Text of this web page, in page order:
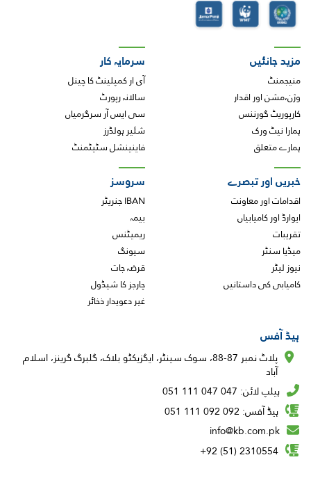
مزید جانئیں
منیجمنٹ
وژن،مشن اور اقدار
کارپوریٹ گورننس
ہمارا نیٹ ورک
ہمارے متعلق
سرمایہ کار
آی ار کمپلینٹ کا چینل
سالانہ رپورٹ
سی ایس آر سرگرمیاں
شئیر ہولڈرز
فاینینشل سٹیٹمنٹ
خبریں اور تبصرے
اقدامات اور معاونت
ایوارڈ اور کامیابیاں
تقریبات
میڈیا سنٹر
نیوز لیٹر
کامیابی کی داستانیں
سروسز
IBAN جنریٹر
بیمہ
ریمیٹنس
سیونگ
قرضہ جات
چارجز کا شیڈول
غیر دعویدار ذخائر
ہیڈ آفس
پلاٹ نمبر 87-88، سوک سینٹر، ایگزیکٹو بلاک، گلبرگ گرینز، اسلام
آباد
ہیلپ لائن: 047 047 111 051
ہیڈ آفس: 092 092 111 051
info@kb.com.pk
2310554 (51) 92+